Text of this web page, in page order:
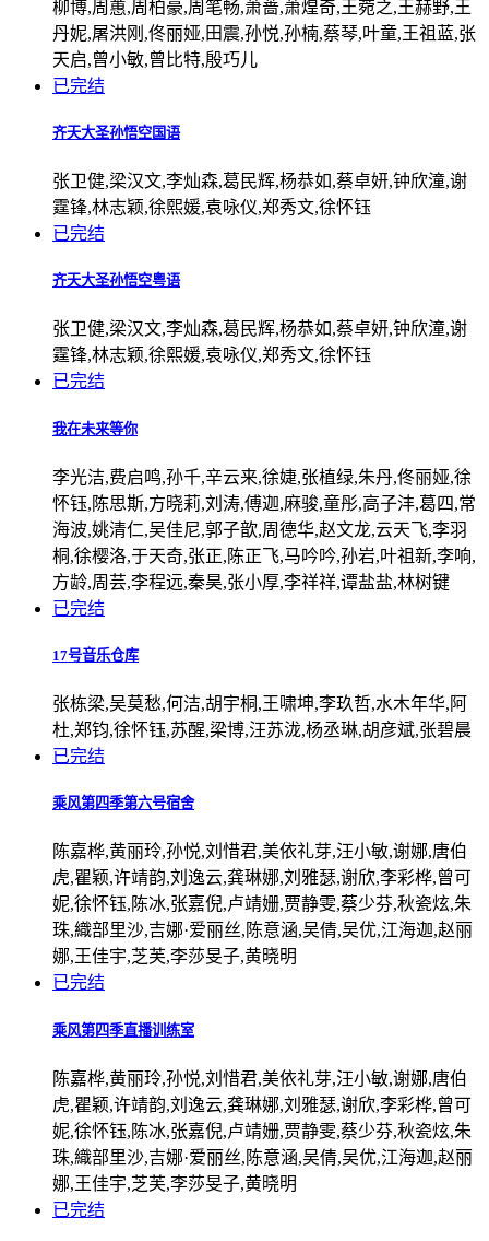
柳博,周蕙,周柏豪,周笔畅,萧蔷,萧煌奇,王菀之,王赫野,王
丹妮,屠洪刚,佟丽娅,田震,孙悦,孙楠,蔡琴,叶童,王祖蓝,张
天启,曾小敏,曾比特,殷巧儿
已完结
齐天大圣孙悟空国语
张卫健,梁汉文,李灿森,葛民辉,杨恭如,蔡卓妍,钟欣潼,谢
霆锋,林志颖,徐熙媛,袁咏仪,郑秀文,徐怀钰
已完结
齐天大圣孙悟空粤语
张卫健,梁汉文,李灿森,葛民辉,杨恭如,蔡卓妍,钟欣潼,谢
霆锋,林志颖,徐熙媛,袁咏仪,郑秀文,徐怀钰
已完结
我在未来等你
李光洁,费启鸣,孙千,辛云来,徐婕,张植绿,朱丹,佟丽娅,徐
怀钰,陈思斯,方晓莉,刘涛,傅迦,麻骏,童彤,高子沣,葛四,常
海波,姚清仁,吴佳尼,郭子歆,周德华,赵文龙,云天飞,李羽
桐,徐樱洛,于天奇,张正,陈正飞,马吟吟,孙岩,叶祖新,李响,
方龄,周芸,李程远,秦昊,张小厚,李祥祥,谭盐盐,林树键
已完结
17号音乐仓库
张栋梁,吴莫愁,何洁,胡宇桐,王啸坤,李玖哲,水木年华,阿
杜,郑钧,徐怀钰,苏醒,梁博,汪苏泷,杨丞琳,胡彦斌,张碧晨
已完结
乘风第四季第六号宿舍
陈嘉桦,黄丽玲,孙悦,刘惜君,美依礼芽,汪小敏,谢娜,唐伯
虎,瞿颖,许靖韵,刘逸云,龚琳娜,刘雅瑟,谢欣,李彩桦,曾可
妮,徐怀钰,陈冰,张嘉倪,卢靖姗,贾静雯,蔡少芬,秋瓷炫,朱
珠,織部里沙,吉娜·爱丽丝,陈意涵,吴倩,吴优,江海迦,赵丽
娜,王佳宇,芝芙,李莎旻子,黄晓明
已完结
乘风第四季直播训练室
陈嘉桦,黄丽玲,孙悦,刘惜君,美依礼芽,汪小敏,谢娜,唐伯
虎,瞿颖,许靖韵,刘逸云,龚琳娜,刘雅瑟,谢欣,李彩桦,曾可
妮,徐怀钰,陈冰,张嘉倪,卢靖姗,贾静雯,蔡少芬,秋瓷炫,朱
珠,織部里沙,吉娜·爱丽丝,陈意涵,吴倩,吴优,江海迦,赵丽
娜,王佳宇,芝芙,李莎旻子,黄晓明
已完结